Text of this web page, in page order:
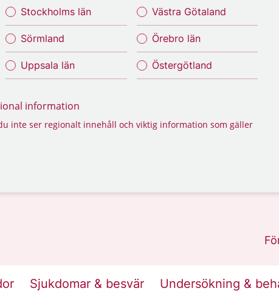
Stockholms län
Sörmland
Uppsala län
Västra Götaland
Örebro län
Östergötland
information
inte ser regionalt innehåll och viktig information som gäller
Sjukdomar & besvär Undersökning &